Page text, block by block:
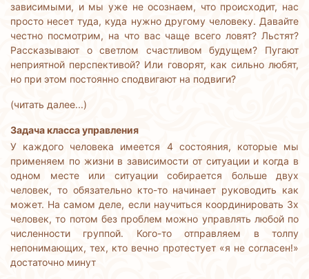
зависимыми, и мы уже не осознаем, что происходит, нас
просто несет туда, куда нужно другому человеку. Давайте
честно посмотрим, на что вас чаще всего ловят? Льстят?
Рассказывают о светлом счастливом будущем? Пугают
неприятной перспективой? Или говорят, как сильно любят,
но при этом постоянно сподвигают на подвиги?
(читать далее...)
Задача класса управления
У каждого человека имеется 4 состояния, которые мы
применяем по жизни в зависимости от ситуации и когда в
одном месте или ситуации собирается больше двух
человек, то обязательно кто-то начинает руководить как
может. На самом деле, если научиться координировать 3х
человек, то потом без проблем можно управлять любой по
численности группой. Кого-то отправляем в толпу
непонимающих, тех, кто вечно протестует «я не согласен!»
достаточно минут